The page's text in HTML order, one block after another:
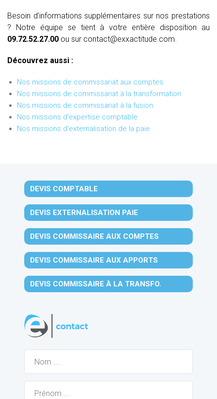
Besoin d’informations supplémentaires sur nos prestations
? Notre équipe se tient à votre entière disposition au
09.72.52.27.00 ou sur contact@exxactitude.com.
Découvrez aussi :
Nos missions de commissariat aux comptes
Nos missions de commissariat à la transformation
Nos missions de commissariat à la fusion
Nos missions d'expertise comptable
Nos missions d'externalisation de la paie
DEVIS COMPTABLE
DEVIS EXTERNALISATION PAIE
DEVIS COMMISSAIRE AUX COMPTES
DEVIS COMMISSAIRE AUX APPORTS
DEVIS COMMISSAIRE À LA TRANSFO.